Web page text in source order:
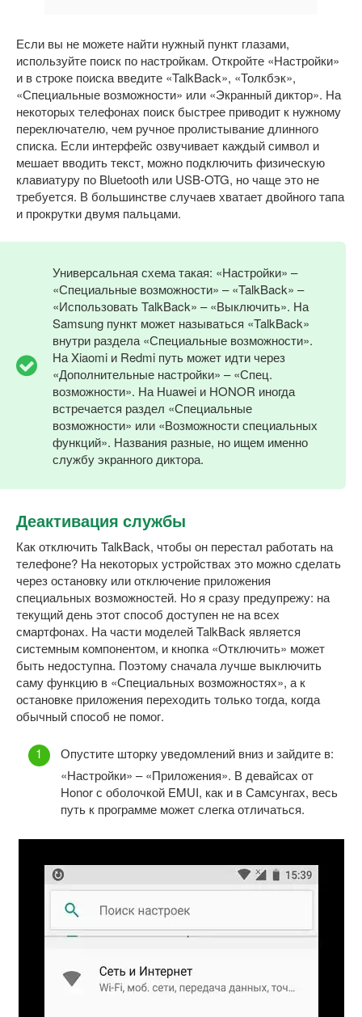
Если вы не можете найти нужный пункт глазами,
используйте поиск по настройкам. Откройте «Настройки»
и в строке поиска введите «TalkBack», «Толкбэк»,
«Специальные возможности» или «Экранный диктор». На
некоторых телефонах поиск быстрее приводит к нужному
переключателю, чем ручное пролистывание длинного
списка. Если интерфейс озвучивает каждый символ и
мешает вводить текст, можно подключить физическую
клавиатуру по Bluetooth или USB-OTG, но чаще это не
требуется. В большинстве случаев хватает двойного тапа
и прокрутки двумя пальцами.
Универсальная схема такая: «Настройки» –
«Специальные возможности» – «TalkBack» –
«Использовать TalkBack» – «Выключить». На
Samsung пункт может называться «TalkBack»
внутри раздела «Специальные возможности».
На Xiaomi и Redmi путь может идти через
«Дополнительные настройки» – «Спец.
возможности». На Huawei и HONOR иногда
встречается раздел «Специальные
возможности» или «Возможности специальных
функций». Названия разные, но ищем именно
службу экранного диктора.
Деактивация службы
Как отключить TalkBack, чтобы он перестал работать на
телефоне? На некоторых устройствах это можно сделать
через остановку или отключение приложения
специальных возможностей. Но я сразу предупрежу: на
текущий день этот способ доступен не на всех
смартфонах. На части моделей TalkBack является
системным компонентом, и кнопка «Отключить» может
быть недоступна. Поэтому сначала лучше выключить
саму функцию в «Специальных возможностях», а к
остановке приложения переходить только тогда, когда
обычный способ не помог.
Опустите шторку уведомлений вниз и зайдите в:
«Настройки» – «Приложения». В девайсах от
Honor с оболочкой EMUI, как и в Самсунгах, весь
путь к программе может слегка отличаться.